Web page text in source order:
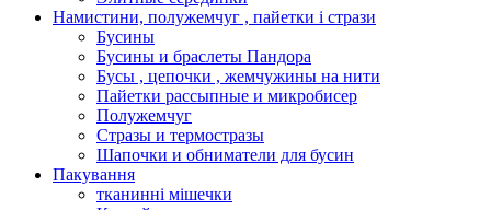
Намистини, полужемчуг , пайетки і стрази
Бусины
Бусины и браслеты Пандора
Бусы , цепочки , жемчужины на нити
Пайетки рассыпные и микробисер
Полужемчуг
Стразы и термостразы
Шапочки и обниматели для бусин
Пакування
тканинні мішечки